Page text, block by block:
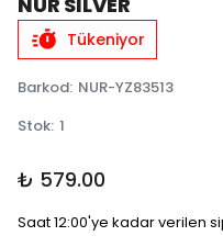
Tükeniyor
Barkod: NUR-YZ83513
Stok: 1
₺ 579.00
Saat 12:00'ye kadar verilen